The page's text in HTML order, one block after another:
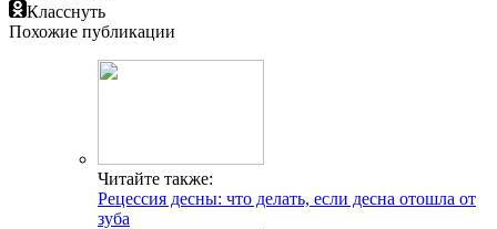
Класснуть
Похожие публикации
Читайте также:
Рецессия десны: что делать, если десна отошла от
зуба